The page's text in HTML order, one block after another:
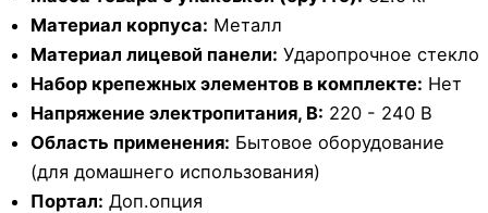
Материал корпуса: Металл
Материал лицевой панели: Ударопрочное стекло
Набор крепежных элементов в комплекте: Нет
Напряжение электропитания, В: 220 - 240 В
Область применения: Бытовое оборудование
(для домашнего использования)
Портал: Доп.опция